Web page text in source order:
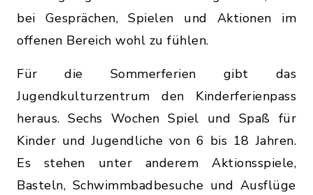
bei Gesprächen, Spielen und Aktionen im
offenen Bereich wohl zu fühlen.
Für die Sommerferien gibt das
Jugendkulturzentrum den Kinderferienpass
heraus. Sechs Wochen Spiel und Spaß für
Kinder und Jugendliche von 6 bis 18 Jahren.
Es stehen unter anderem Aktionsspiele,
Basteln, Schwimmbadbesuche und Ausflüge